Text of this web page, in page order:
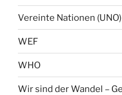
Vereinte Nationen (UNO)
WEF
WHO
Wir sind der Wandel –